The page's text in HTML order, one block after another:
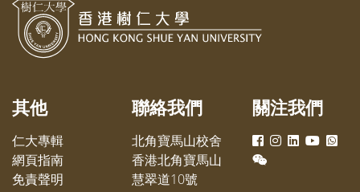
其他
仁大專輯
網頁指南
免責聲明
聯絡我們
北角寶馬山校舍
香港北角寶馬山
慧翠道10號
關注我們